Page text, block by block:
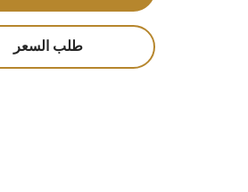
طلب السعر